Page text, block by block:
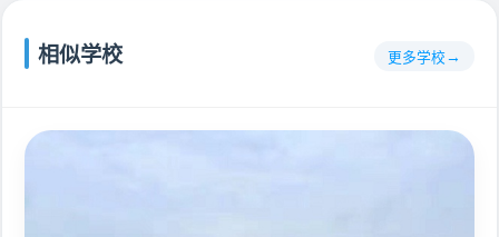
相似学校 更多学校